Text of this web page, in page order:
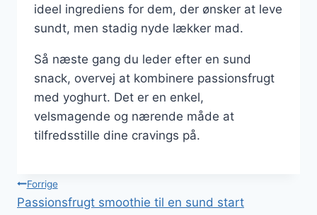
ideel ingrediens for dem, der ønsker at leve
sundt, men stadig nyde lækker mad.
Så næste gang du leder efter en sund
snack, overvej at kombinere passionsfrugt
med yoghurt. Det er en enkel,
velsmagende og nærende måde at
tilfredsstille dine cravings på.
Indlægsnavigation
Forrige
Passionsfrugt smoothie til en sund start